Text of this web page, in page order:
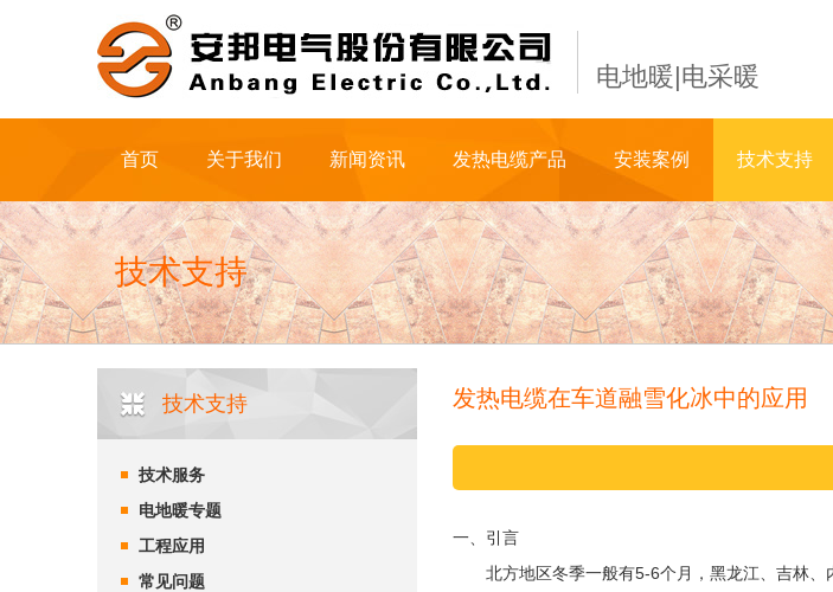
电地暖|电采暖
首页 关于我们 新闻资讯 发热电缆产品 安装案例 技术支持
技术支持
技术支持
技术服务
电地暖专题
工程应用
常见问题
发热电缆在车道融雪化冰中的应用
一、引言
北方地区冬季一般有5-6个月，黑龙江、吉林、